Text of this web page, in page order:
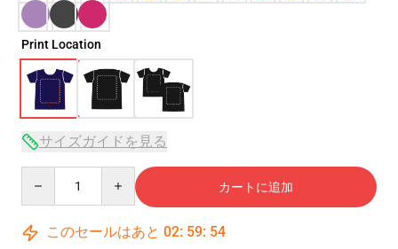
Print Location
サイズガイドを見る
カートに追加
このセールはあと 02: 59: 53